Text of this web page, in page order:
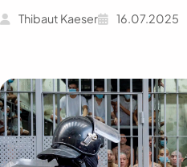
Thibaut Kaeser
16.07.2025